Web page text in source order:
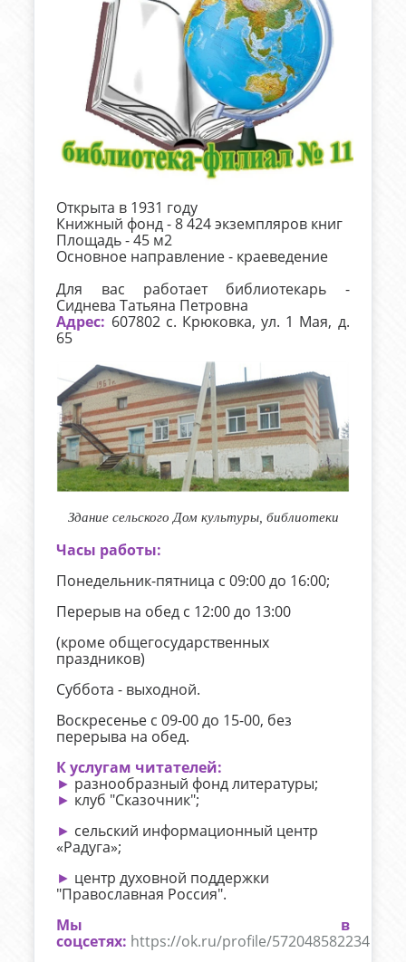
Открыта в 1931 году
Книжный фонд - 8 424 экземпляров книг
Площадь - 45 м2
Основное направление - краеведение
Для вас работает библиотекарь -
Сиднева Татьяна Петровна
Адрес: 607802 с. Крюковка, ул. 1 Мая, д.
65
Здание сельского Дом культуры, библиотеки
Часы работы:
Понедельник-пятница с 09:00 до 16:00;
Перерыв на обед с 12:00 до 13:00
(кроме общегосударственных
праздников)
Суббота - выходной.
Воскресенье с 09-00 до 15-00, без
перерыва на обед.
К услугам читателей:
► разнообразный фонд литературы;
► клуб "Сказочник";
► сельский информационный центр
«Радуга»;
► центр духовной поддержки
"Православная Россия".
Мы в
соцсетях: https://ok.ru/profile/572048582234